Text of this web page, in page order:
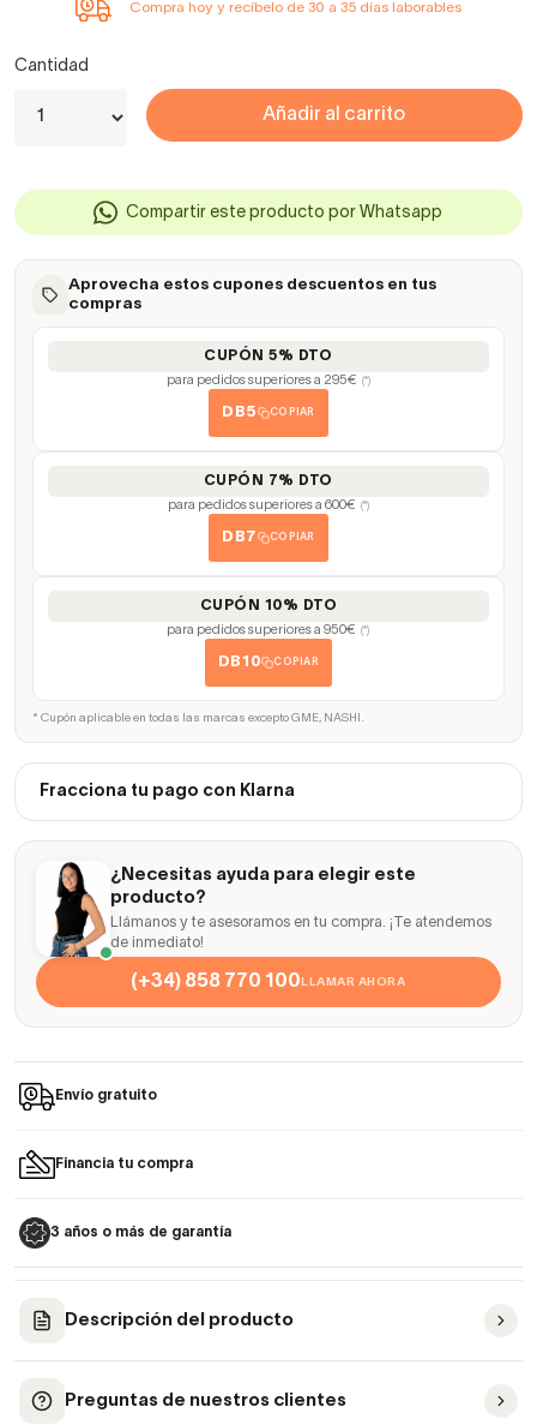
Compra hoy y recíbelo de 30 a 35 días laborables
Cantidad
Añadir al carrito
Compartir este producto por Whatsapp
Aprovecha estos cupones descuentos en tus
compras
CUPÓN 5% DTO
para pedidos superiores a 295€ (*)
DB5 COPIAR
CUPÓN 7% DTO
para pedidos superiores a 600€ (*)
DB7 COPIAR
CUPÓN 10% DTO
para pedidos superiores a 950€ (*)
DB10 COPIAR
* Cupón aplicable en todas las marcas excepto GME, NASHI.
Fracciona tu pago con Klarna
¿Necesitas ayuda para elegir este
producto?
Llámanos y te asesoramos en tu compra. ¡Te atendemos
de inmediato!
(+34) 858 770 100LLAMAR AHORA
Envío gratuito
Financia tu compra
3 años o más de garantía
Descripción del producto
Preguntas de nuestros clientes